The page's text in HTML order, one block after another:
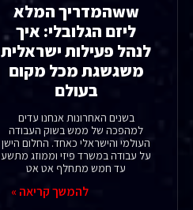
wwהמדריך המלא
ליזם הגלובלי: איך
לנהל פעילות ישראלית
משגשגת מכל מקום
בעולם
בשנים האחרונות אנחנו עדים
למהפכה של ממש בשוק העבודה
העולמי והישראלי כאחד. החלום הישן
על עבודה במשרד פיזי וממוזג מתשע
עד חמש מתחלף אט אט
להמשך קריאה »